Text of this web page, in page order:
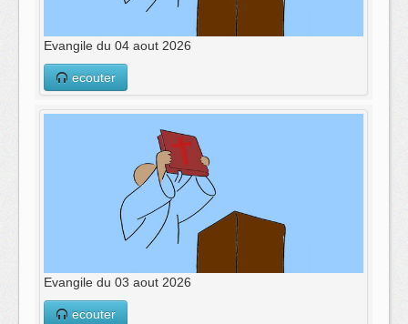
Evangile du 04 aout 2026
ecouter
Evangile du 03 aout 2026
ecouter